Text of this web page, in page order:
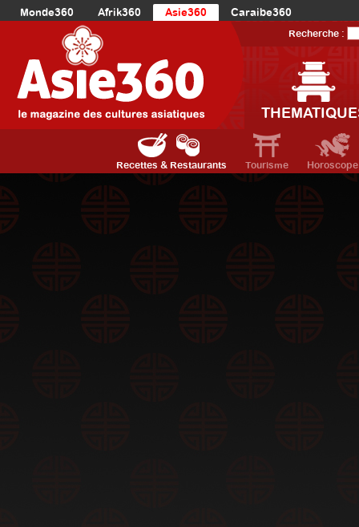
Monde360 Afrik360 Asie360
Caraibe360
Europe360
AmériqueDuNord360
Océanie360
Recherche :
Recettes & Restaurants Tourisme Horoscope